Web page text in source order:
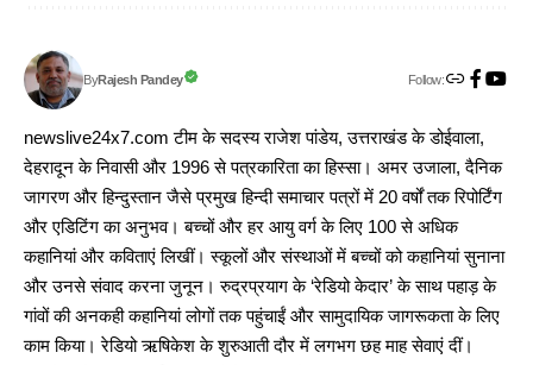
ByRajesh Pandey Follow:
newslive24x7.com टीम के सदस्य राजेश पांडेय, उत्तराखंड के डोईवाला,
देहरादून के निवासी और 1996 से पत्रकारिता का हिस्सा। अमर उजाला, दैनिक
जागरण और हिन्दुस्तान जैसे प्रमुख हिन्दी समाचार पत्रों में 20 वर्षों तक रिपोर्टिंग
और एडिटिंग का अनुभव। बच्चों और हर आयु वर्ग के लिए 100 से अधिक
कहानियां और कविताएं लिखीं। स्कूलों और संस्थाओं में बच्चों को कहानियां सुनाना
और उनसे संवाद करना जुनून। रुद्रप्रयाग के ‘रेडियो केदार’ के साथ पहाड़ के
गांवों की अनकही कहानियां लोगों तक पहुंचाईं और सामुदायिक जागरूकता के लिए
काम किया। रेडियो ऋषिकेश के शुरुआती दौर में लगभग छह माह सेवाएं दीं।